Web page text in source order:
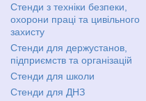
Стенди з техніки безпеки,
охорони праці та цивільного
захисту
Стенди для держустанов,
підприємств та організацій
Стенди для школи
Стенди для ДНЗ